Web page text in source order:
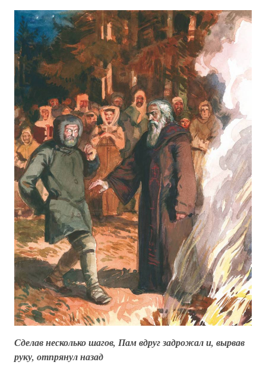
Сделав несколько шагов, Пам вдруг задрожал и, вырвав
руку, отпрянул назад